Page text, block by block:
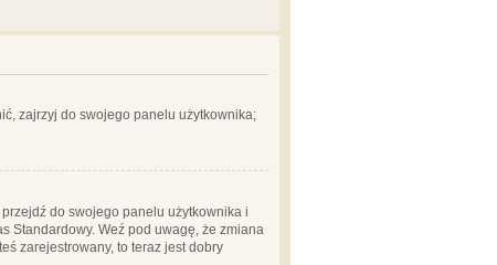
zajrzyj do swojego panelu użytkownika;
do swojego panelu użytkownika i
Standardowy. Weź pod uwagę, że zmiana
zarejestrowany, to teraz jest dobry